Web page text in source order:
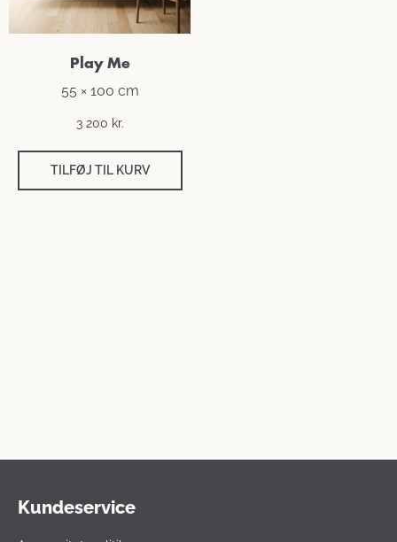
Play Me
55 × 100 cm
3 200 kr.
TILFØJ TIL KURV
Kundeservice